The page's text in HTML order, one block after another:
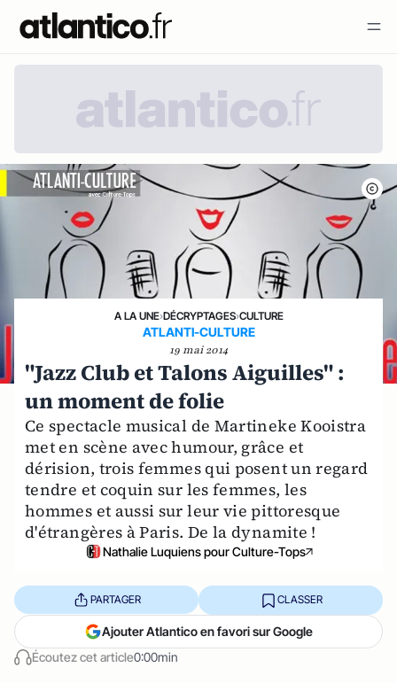
A LA UNE›DÉCRYPTAGES›CULTURE
ATLANTI-CULTURE
19 mai 2014
"Jazz Club et Talons Aiguilles" :
un moment de folie
Ce spectacle musical de Martineke Kooistra
met en scène avec humour, grâce et
dérision, trois femmes qui posent un regard
tendre et coquin sur les femmes, les
hommes et aussi sur leur vie pittoresque
d'étrangères à Paris. De la dynamite !
Nathalie Luquiens pour Culture-Tops
Écoutez cet article0:00min
PARTAGER CLASSER
Ajouter Atlantico en favori sur Google